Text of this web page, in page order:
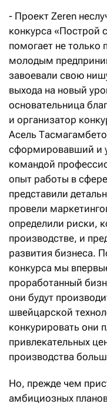
- Проект Zeren
конкурса «Построй
помогает не только
молодым
завоевали свою
выхода на новый
основательница
и организатор
Асель
сформировавший и
командой
опыт работы в
представили
провели
определили риски,
производстве, и
развития бизнеса.
конкурса мы
проработанный
они будут
швейцарской
конкурировать они
привлекательных
производства
Но, прежде чем
амбициозных